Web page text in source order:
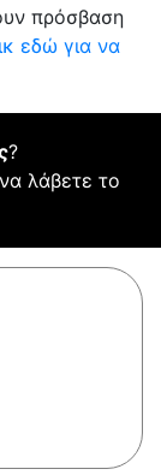
πρόσβαση
εδώ για να
?
λάβετε το